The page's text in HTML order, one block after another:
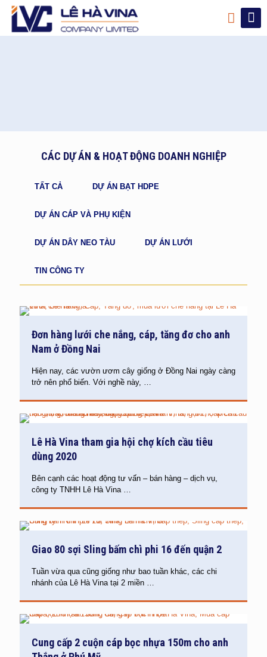
CÁC DỰ ÁN & HOẠT ĐỘNG DOANH NGHIỆP
TẤT CẢ DỰ ÁN BẠT HDPE
DỰ ÁN CÁP VÀ PHỤ KIỆN
DỰ ÁN DÂY NEO TÀU DỰ ÁN LƯỚI
TIN CÔNG TY
Đơn hàng lưới che nắng, cáp, tăng đơ cho anh
Nam ở Đồng Nai
Hiện nay, các vườn ươm cây giống ở Đồng Nai ngày càng
trở nên phổ biến. Với nghề này, …
Lê Hà Vina tham gia hội chợ kích cầu tiêu
dùng 2020
Bên cạnh các hoạt động tư vấn – bán hàng – dịch vụ,
công ty TNHH Lê Hà Vina…
Giao 80 sợi Sling bấm chì phi 16 đến quận 2
Tuần vừa qua cũng giống như bao tuần khác, các chi
nhánh của Lê Hà Vina tại 2 miền …
Cung cấp 2 cuộn cáp bọc nhựa 150m cho anh